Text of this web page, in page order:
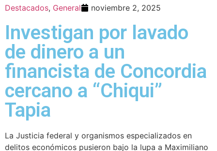
Destacados, General noviembre 2, 2025
Investigan por lavado
de dinero a un
financista de Concordia
cercano a “Chiqui”
Tapia
La Justicia federal y organismos especializados en
delitos económicos pusieron bajo la lupa a Maximiliano